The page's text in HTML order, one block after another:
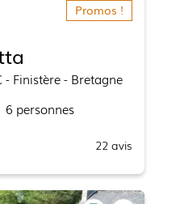
Promos !
- Finistère - Bretagne
6 personnes
22 avis